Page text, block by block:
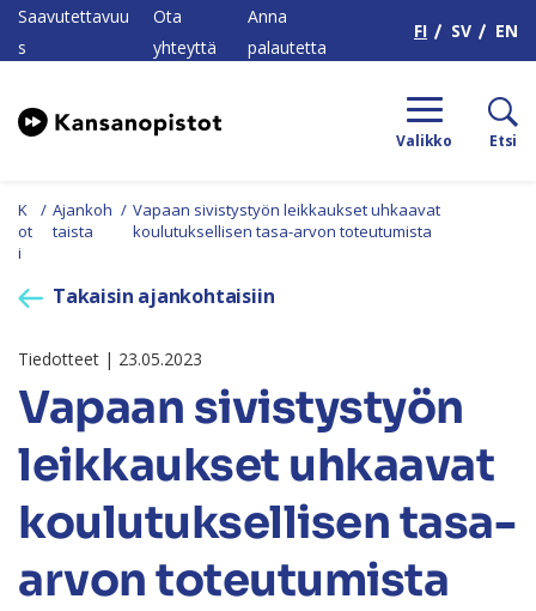
Saavutettavuu
s
Ota
yhteyttä
Anna
palautetta
FI SV EN
Valikko Etsi
K
ot
i
/ Ajankoh
taista
/ Vapaan sivistystyön leikkaukset uhkaavat
koulutuksellisen tasa-arvon toteutumista
Takaisin ajankohtaisiin
Tiedotteet | 23.05.2023
Vapaan sivistystyön
leikkaukset uhkaavat
koulutuksellisen tasa-
arvon toteutumista